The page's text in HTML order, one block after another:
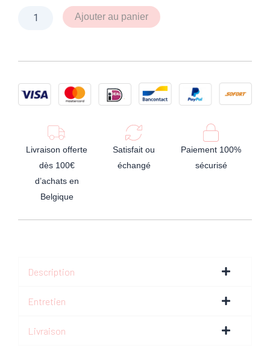
Ajouter au panier
Livraison offerte
dès 100€
d’achats en
Belgique
Satisfait ou
échangé
Paiement 100%
sécurisé
Description
Entretien
Livraison